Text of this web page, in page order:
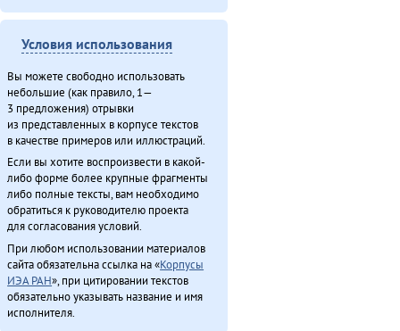
Условия использования
Вы можете свободно использовать
небольшие (как правило, 1—
3 предложения) отрывки
из представленных в корпусе текстов
в качестве примеров или иллюстраций.
Если вы хотите воспроизвести в какой-
либо форме более крупные фрагменты
либо полные тексты, вам необходимо
обратиться к руководителю проекта
для согласования условий.
При любом использовании материалов
сайта обязательна ссылка на «Корпусы
ИЭА РАН», при цитировании текстов
обязательно указывать название и имя
исполнителя.